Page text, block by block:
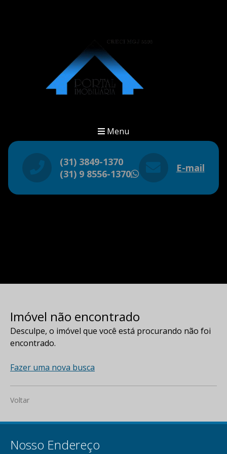
Menu
(31) 3849-1370
(31) 9 8556-1370
WhatsApp
E-mail
Imóvel não encontrado
Desculpe, o imóvel que você está procurando não foi
encontrado.
Fazer uma nova busca
Voltar
Nosso Endereço